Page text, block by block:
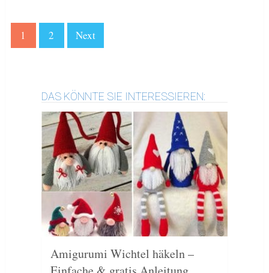
1 2 Next
DAS KÖNNTE SIE INTERESSIEREN:
Amigurumi Wichtel häkeln –